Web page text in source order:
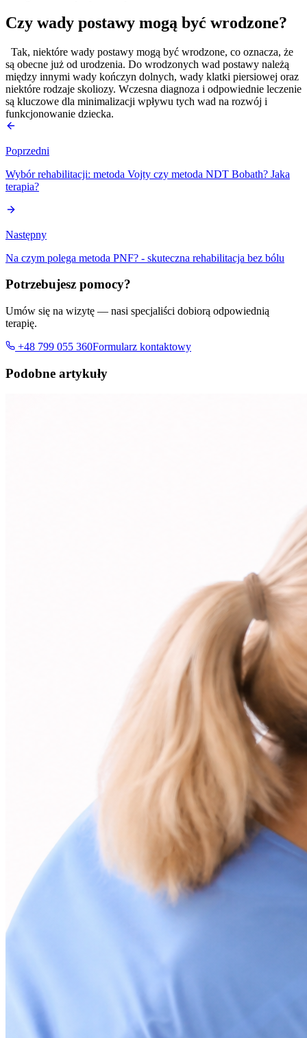
Czy wady postawy mogą być wrodzone?
Tak, niektóre wady postawy mogą być wrodzone, co oznacza, że
są obecne już od urodzenia. Do wrodzonych wad postawy należą
między innymi wady kończyn dolnych, wady klatki piersiowej oraz
niektóre rodzaje skoliozy. Wczesna diagnoza i odpowiednie leczenie
są kluczowe dla minimalizacji wpływu tych wad na rozwój i
funkcjonowanie dziecka.
Poprzedni
Wybór rehabilitacji: metoda Vojty czy metoda NDT Bobath? Jaka
terapia?
Następny
Na czym polega metoda PNF? - skuteczna rehabilitacja bez bólu
Potrzebujesz pomocy?
Umów się na wizytę — nasi specjaliści dobiorą odpowiednią
terapię.
+48 799 055 360Formularz kontaktowy
Podobne artykuły